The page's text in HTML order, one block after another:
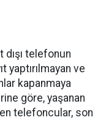
dışı telefonun
yaptırılmayan ve
kapanmaya
göre, yaşanan
telefoncular, son